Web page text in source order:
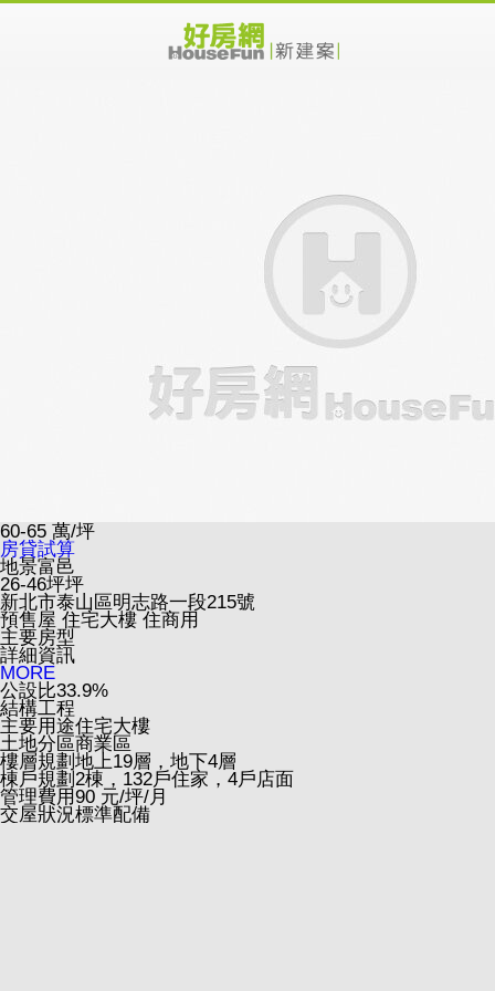
60-65 萬/坪
房貸試算
地景富邑
26-46坪坪
新北市泰山區明志路一段215號
預售屋 住宅大樓 住商用
主要房型
詳細資訊
MORE
公設比33.9%
結構工程
主要用途住宅大樓
土地分區商業區
樓層規劃 地上19層，地下4層
棟戶規劃 2棟，132戶住家，4戶店面
管理費用90 元/坪/月
交屋狀況標準配備